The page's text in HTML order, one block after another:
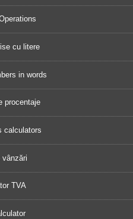
cu litere
in words
procentaje
calculators
vânzări
TVA